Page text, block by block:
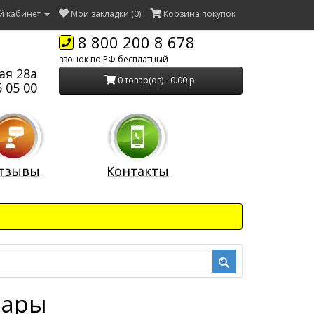
кабинет Мои закладки (0) Корзина покупок
28а
05 00
8 800 200 8 678
звонок по РФ бесплатный
0 товар(ов) - 0.00 р.
Контакты